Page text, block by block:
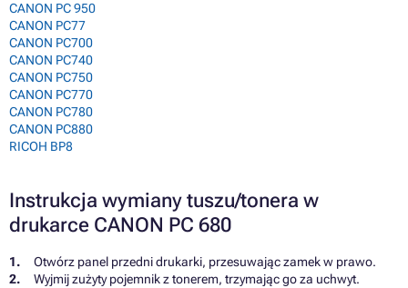
CANON PC 950
CANON PC77
CANON PC700
CANON PC740
CANON PC750
CANON PC770
CANON PC780
CANON PC880
RICOH BP8
Instrukcja wymiany tuszu/tonera w
drukarce CANON PC 680
Otwórz panel przedni drukarki, przesuwając zamek w prawo.
Wyjmij zużyty pojemnik z tonerem, trzymając go za uchwyt.